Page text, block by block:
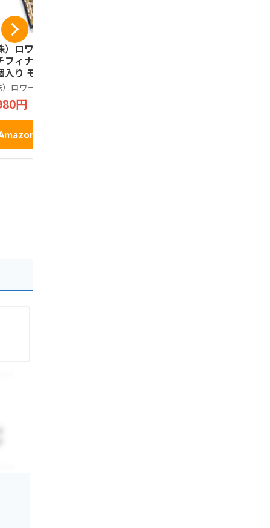
）ロワール 神戸
フィナンシェ ２
入り モンロワー
戸 岡本 神戸土
菓子
）ロワール
円
で見る